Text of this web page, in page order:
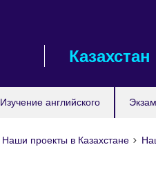
Казахстан
Изучение английского
Наши проекты в Казахстане